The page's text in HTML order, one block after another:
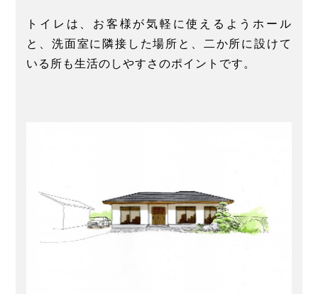
トイレは、お客様が気軽に使えるようホール
と、洗面室に隣接した場所と、二か所に設けて
いる所も生活のしやすさのポイントです。